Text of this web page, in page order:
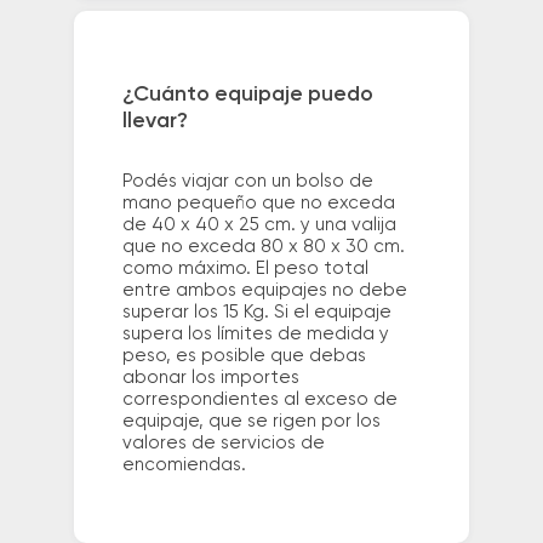
¿Cuánto equipaje puedo
llevar?
Podés viajar con un bolso de
mano pequeño que no exceda
de 40 x 40 x 25 cm. y una valija
que no exceda 80 x 80 x 30 cm.
como máximo. El peso total
entre ambos equipajes no debe
superar los 15 Kg. Si el equipaje
supera los límites de medida y
peso, es posible que debas
abonar los importes
correspondientes al exceso de
equipaje, que se rigen por los
valores de servicios de
encomiendas.